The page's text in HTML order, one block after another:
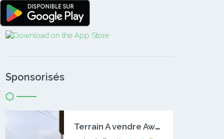
Sponsorisés
T
errain A vendre Awaïe Escalier